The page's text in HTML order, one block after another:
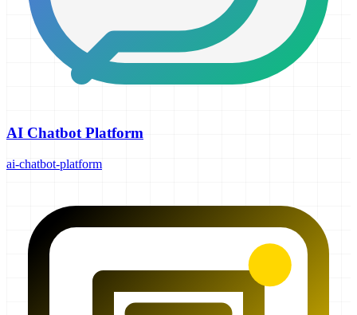
AI Chatbot Platform
ai-chatbot-platform